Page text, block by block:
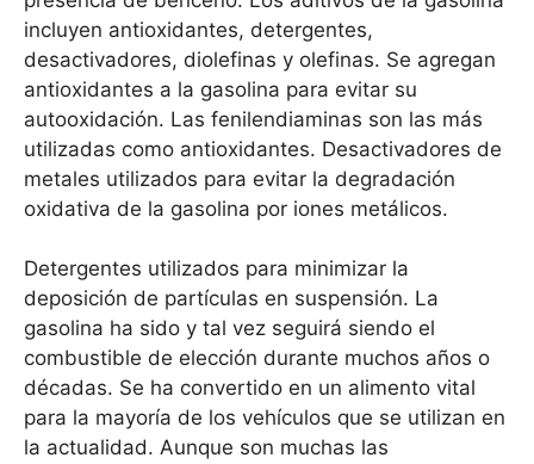
incluyen antioxidantes, detergentes,
desactivadores, diolefinas y olefinas. Se agregan
antioxidantes a la gasolina para evitar su
autooxidación. Las fenilendiaminas son las más
utilizadas como antioxidantes. Desactivadores de
metales utilizados para evitar la degradación
oxidativa de la gasolina por iones metálicos.
Detergentes utilizados para minimizar la
deposición de partículas en suspensión. La
gasolina ha sido y tal vez seguirá siendo el
combustible de elección durante muchos años o
décadas. Se ha convertido en un alimento vital
para la mayoría de los vehículos que se utilizan en
la actualidad. Aunque son muchas las